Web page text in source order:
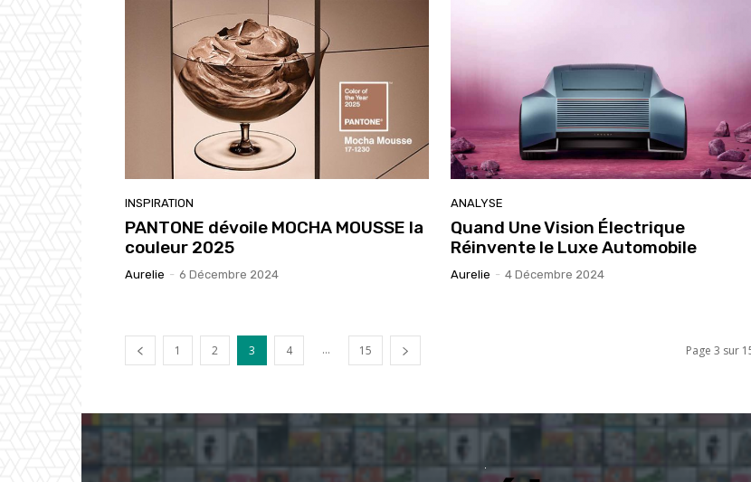
INSPIRATION
PANTONE dévoile MOCHA MOUSSE la
couleur 2025
Aurelie - 6 Décembre 2024
ANALYSE
Quand Une Vision Électrique
Réinvente le Luxe Automobile
Aurelie - 4 Décembre 2024
1 2 3 4 ... 15 Page 3 sur